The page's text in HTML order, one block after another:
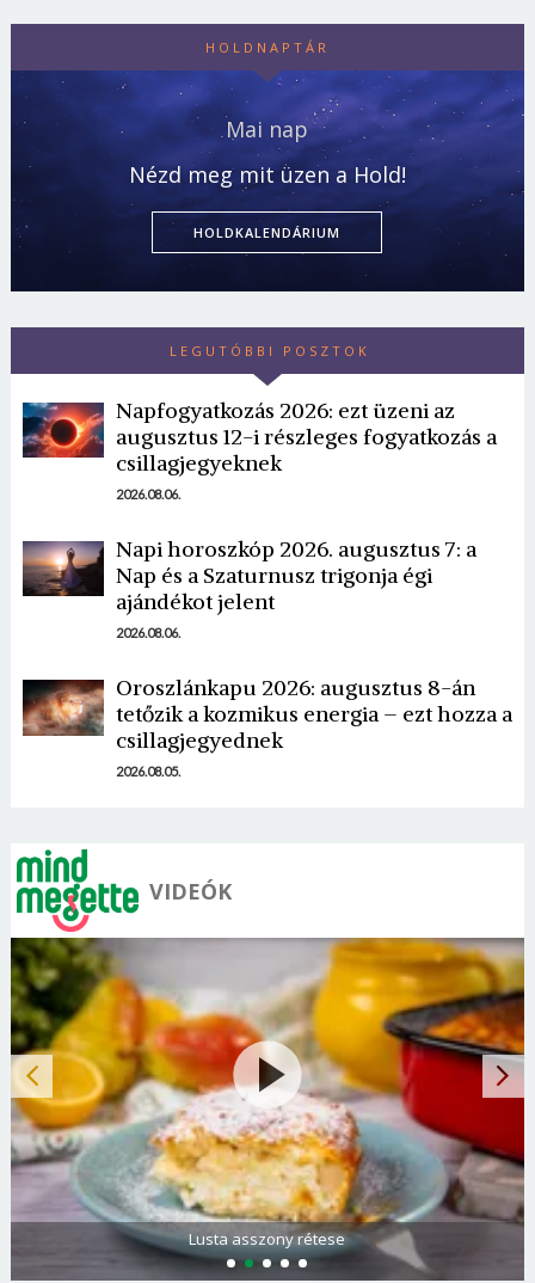
HOLDNAPTÁR
Mai nap
Nézd meg mit üzen a Hold!
HOLDKALENDÁRIUM
LEGUTÓBBI POSZTOK
Napfogyatkozás 2026: ezt üzeni az
augusztus 12-i részleges fogyatkozás a
csillagjegyeknek
2026.08.06.
Napi horoszkóp 2026. augusztus 7: a
Nap és a Szaturnusz trigonja égi
ajándékot jelent
2026.08.06.
Oroszlánkapu 2026: augusztus 8-án
tetőzik a kozmikus energia – ezt hozza a
csillagjegyednek
2026.08.05.
VIDEÓK
Spenótos palacsinta tejföllel töltve